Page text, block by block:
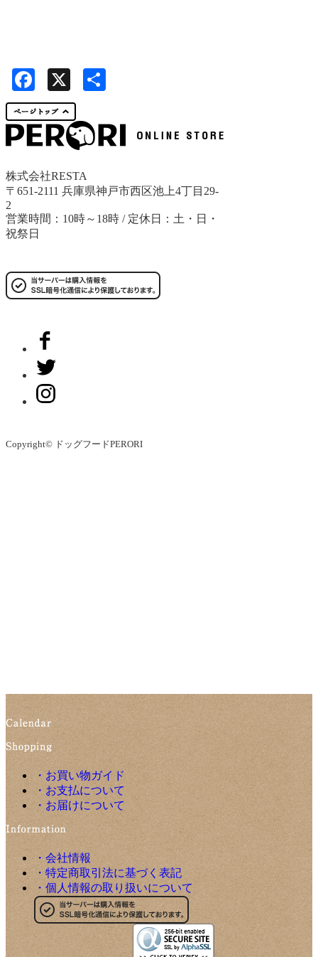
Facebook
株式会社RESTA
〒651-2111 兵庫県神戸市西区池上4丁目29-
2
営業時間：10時～18時 / 定休日：土・日・
祝祭日
Copyright© ドッグフードPERORI
・お買い物ガイド
・お支払について
・お届けについて
・会社情報
・特定商取引法に基づく表記
・個人情報の取り扱いについて